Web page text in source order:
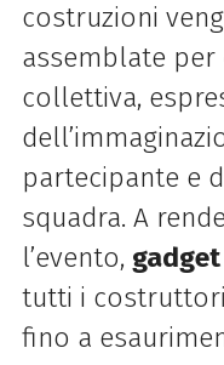
costruzioni
assemblate
collettiva,
partecipante e
squadra. A
l’evento,
tutti i
fino a